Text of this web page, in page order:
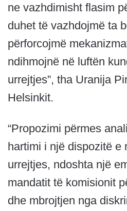
ne vazhdimisht flasim
duhet të vazhdojmë ta
përforcojmë
ndihmojnë në luftën
urrejtjes”, tha Uranija
Helsinkit.
“Propozimi përmes
hartimi i një dispozitë e
urrejtjes, ndoshta një
mandatit të komisionit
dhe mbrojtjen nga